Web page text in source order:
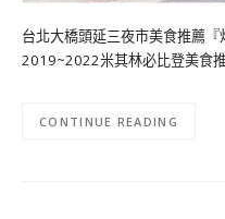
台北大橋頭延三夜市美食推薦
2019~2022米其林必比登美食
CONTINUE READING